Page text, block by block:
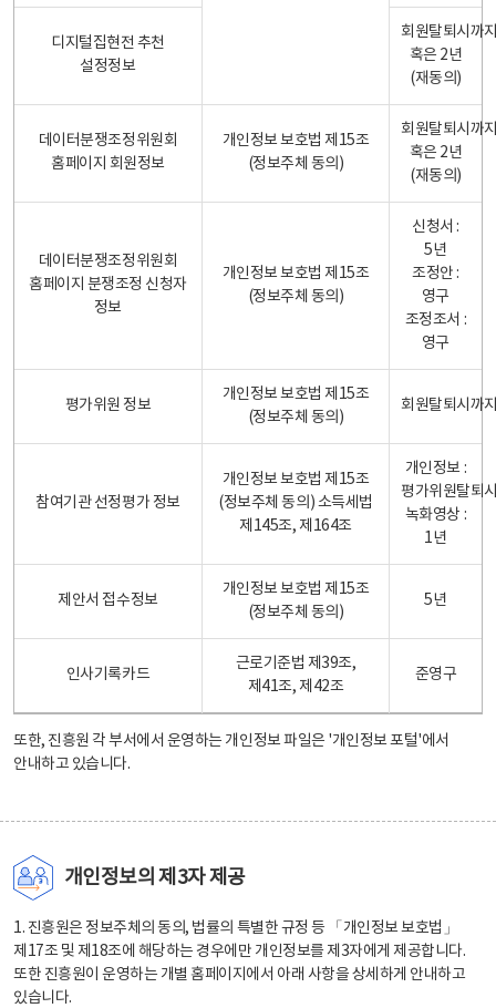
디지털집현전 추천
설정정보
회원탈퇴시까
혹은 2년
(재동의)
데이터분쟁조정위원회
홈페이지 회원정보
개인정보 보호법 제15조
(정보주체 동의)
회원탈퇴시까
혹은 2년
(재동의)
데이터분쟁조정위원회
홈페이지 분쟁조정 신청자
정보
개인정보 보호법 제15조
(정보주체 동의)
신청서 :
5년
조정안 :
영구
조정조서 :
영구
평가위원 정보
개인정보 보호법 제15조
(정보주체 동의)
회원탈퇴시까
참여기관 선정평가 정보
개인정보 보호법 제15조
(정보주체 동의) 소득세법
제145조, 제164조
개인정보 :
평가위원탈퇴
녹화영상 :
1년
제안서 접수정보
개인정보 보호법 제15조
(정보주체 동의)
5년
인사기록카드
근로기준법 제39조,
제41조, 제42조
준영구
또한, 진흥원 각 부서에서 운영하는 개인정보 파일은 '개인정보 포털'에서
안내하고 있습니다.
개인정보의 제3자 제공
1. 진흥원은 정보주체의 동의, 법률의 특별한 규정 등 「개인정보 보호법」
제17조 및 제18조에 해당하는 경우에만 개인정보를 제3자에게 제공합니다.
또한 진흥원이 운영하는 개별 홈페이지에서 아래 사항을 상세하게 안내하고
있습니다.